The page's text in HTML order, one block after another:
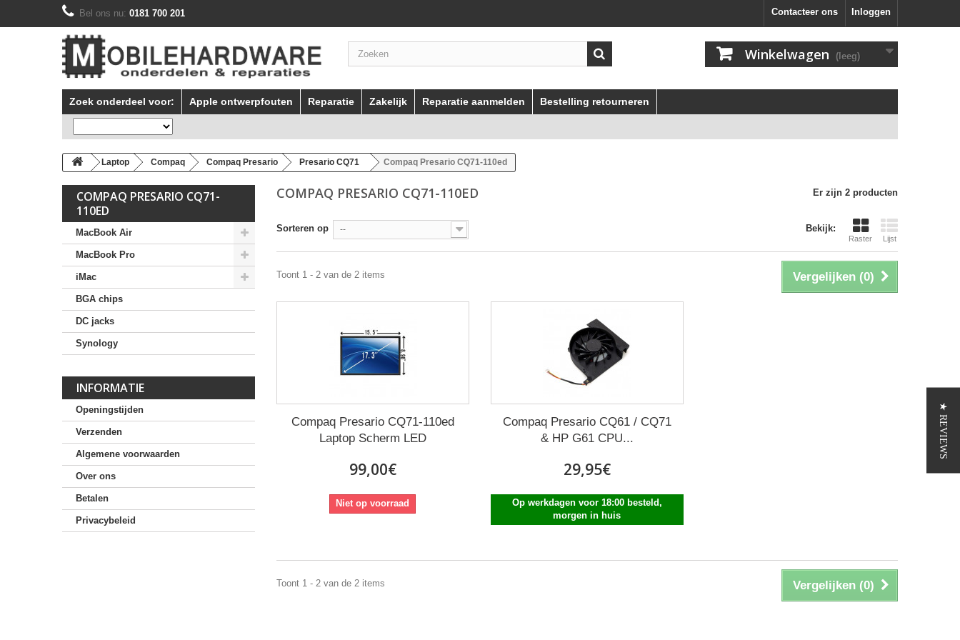
Inloggen
Contacteer ons
Bel ons nu: 0181 700 201
Winkelwagen (leeg)
Zoek onderdeel voor: Apple ontwerpfouten Reparatie Zakelijk Reparatie aanmelden Bestelling retourneren
Laptop Compaq Compaq Presario Presario CQ71 Compaq Presario CQ71-110ed
COMPAQ PRESARIO CQ71-
110ED
MacBook Air
MacBook Pro
iMac
BGA chips
DC jacks
Synology
INFORMATIE
Openingstijden
Verzenden
Algemene voorwaarden
Over ons
Betalen
Privacybeleid
COMPAQ PRESARIO CQ71-110ED Er zijn 2 producten
Bekijk:
Raster Lijst
Sorteren op --
Vergelijken (0)
Toont 1 - 2 van de 2 items
Compaq Presario CQ71-110ed
Laptop Scherm LED
99,00€
Niet op voorraad
Compaq Presario CQ61 / CQ71
& HP G61 CPU...
29,95€
Op werkdagen voor 18:00 besteld,
morgen in huis
Vergelijken (0)
Toont 1 - 2 van de 2 items
★ REVIEWS